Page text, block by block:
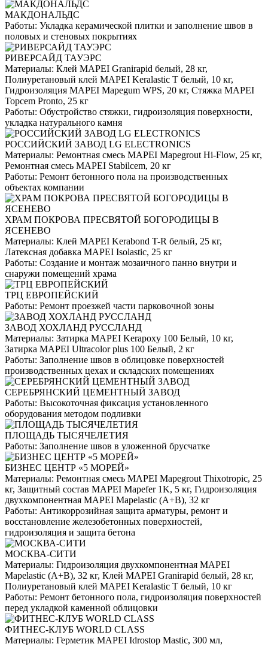
МАКДОНАЛЬДС
Работы: Укладка керамической плитки и заполнение швов в
половых и стеновых покрытиях
РИВЕРСАЙД ТАУЭРС
Материалы: Клей MAPEI Granirapid белый, 28 кг,
Полиуретановый клей MAPEI Keralastic T белый, 10 кг,
Гидроизоляция MAPEI Mapegum WPS, 20 кг, Стяжка MAPEI
Topcem Pronto, 25 кг
Работы: Обустройство стяжки, гидроизоляция поверхности,
укладка натурального камня
РОССИЙСКИЙ ЗАВОД LG ELECTRONICS
Материалы: Ремонтная смесь MAPEI Mapegrout Hi-Flow, 25 кг,
Ремонтная смесь MAPEI Stabilcem, 20 кг
Работы: Ремонт бетонного пола на производственных
объектах компании
ХРАМ ПОКРОВА ПРЕСВЯТОЙ БОГОРОДИЦЫ В
ЯСЕНЕВО
Материалы: Клей MAPEI Kerabond T-R белый, 25 кг,
Латексная добавка MAPEI Isolastic, 25 кг
Работы: Создание и монтаж мозаичного панно внутри и
снаружи помещений храма
ТРЦ ЕВРОПЕЙСКИЙ
Работы: Ремонт проезжей части парковочной зоны
ЗАВОД ХОХЛАНД РУССЛАНД
Материалы: Затирка MAPEI Kerapoxy 100 Белый, 10 кг,
Затирка MAPEI Ultracolor plus 100 Белый, 2 кг
Работы: Заполнение швов в облицовке поверхностей
производственных цехах и складских помещениях
СЕРЕБРЯНСКИЙ ЦЕМЕНТНЫЙ ЗАВОД
Работы: Высокоточная фиксация установленного
оборудования методом подливки
ПЛОЩАДЬ ТЫСЯЧЕЛЕТИЯ
Работы: Заполнение швов в уложенной брусчатке
БИЗНЕС ЦЕНТР «5 МОРЕЙ»
Материалы: Ремонтная смесь MAPEI Mapegrout Thixotropic, 25
кг, Защитный состав MAPEI Mapefer 1K, 5 кг, Гидроизоляция
двухкомпонентная MAPEI Mapelastic (А+B), 32 кг
Работы: Антикоррозийная защита арматуры, ремонт и
восстановление железобетонных поверхностей,
гидроизоляция и защита бетона
МОСКВА-СИТИ
Материалы: Гидроизоляция двухкомпонентная MAPEI
Mapelastic (А+B), 32 кг, Клей MAPEI Granirapid белый, 28 кг,
Полиуретановый клей MAPEI Keralastic T белый, 10 кг
Работы: Ремонт бетонного пола, гидроизоляция поверхностей
перед укладкой каменной облицовки
ФИТНЕС-КЛУБ WORLD CLASS
Материалы: Герметик MAPEI Idrostop Mastic, 300 мл,